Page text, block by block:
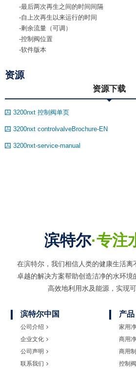
-最后两次再生之间的时间间隔
-自上次再生以来运行的时间
-剩余流量（可调）
-控制阀位置
-软件版本
资源
资源下载
3200nxt 控制阀单页
3200nxt controlvalveBrochure-EN
3200nxt-service-manual
滨特尔·专注
在滨特尔，我们相信人类的健康生活离
卓越的解决方案帮助创造洁净的水环境
高效地利用水及能源，实现可
滨特尔中国
公司介绍
企业文化
公司声明
联系我们
产品
家用
商用
商用
控制